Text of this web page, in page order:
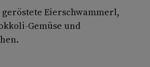
geröstete Eierschwammerl,
Gemüse und